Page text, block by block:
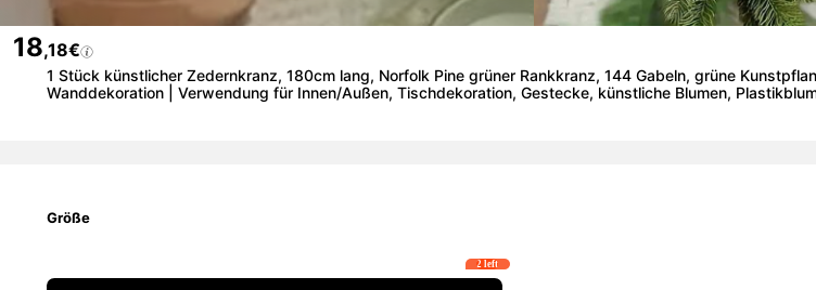
18,18€
1 Stück künstlicher Zedernkranz, 180cm lang, Norfolk Pine grüner Rankkranz, 144 Gabeln, grüne
Wanddekoration | Verwendung für Innen/Außen, Tischdekoration, Gestecke, künstliche Blumen,
Größe
2 left